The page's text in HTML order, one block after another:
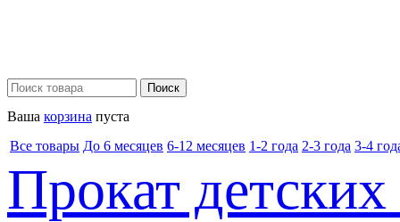
Ваша корзина пуста
Все товары До 6 месяцев 6-12 месяцев 1-2 года 2-3 года 3-4
Прокат детских